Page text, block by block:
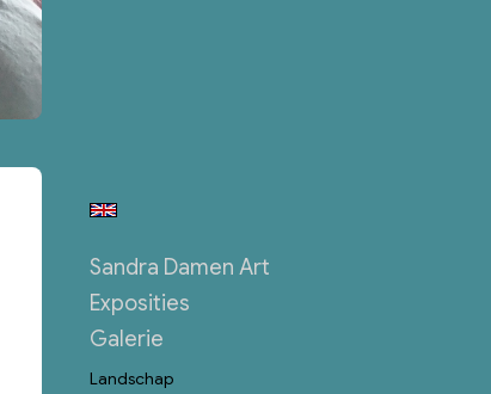
Sandra Damen Art
Exposities
Galerie
Landschap